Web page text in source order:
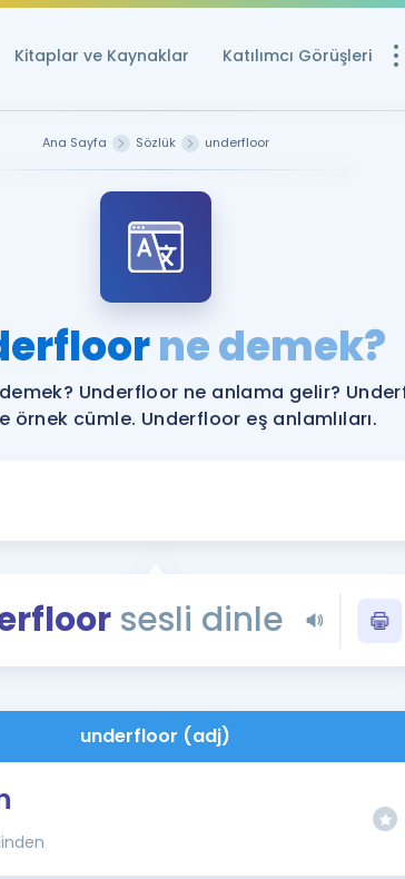
Kitaplar ve Kaynaklar Katılımcı Görüşleri
YDS ve YÖKDİL
YDS ve YÖKDİL'e
Tüm ÖSYM
YDS - YÖKDİL
İngilizce
Ana Sayfa Sözlük underfloor
ne demek?
Underfloor ne anlama gelir?
örnek cümle. Underfloor eş anlamlıları.
sesli dinle
underfloor (adj)